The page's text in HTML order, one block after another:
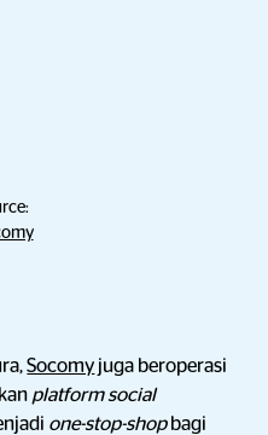
Socomy juga beroperasi
platform social
one-stop-shop bagi